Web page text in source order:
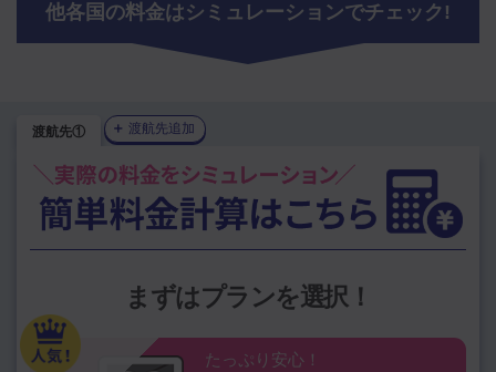
他各国の料金はシミュレーションでチェック!
渡航先① ＋ 渡航先追加
まずはプランを選択！
たっぷり安心！
1GBプランを選択中 プランを変更
韓国（大韓民
国）
中国（中華人民
共和国）
タイ ハワイ ベトナム